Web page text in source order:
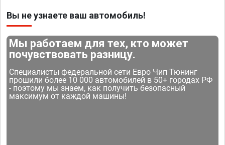
Вы не узнаете ваш автомобиль!
Мы работаем для тех, кто может
почувствовать разницу.
Специалисты федеральной сети Евро Чип Тюнинг
прошили более 10 000 автомобилей в 50+ городах РФ
- поэтому мы знаем, как получить безопасный
максимум от каждой машины!